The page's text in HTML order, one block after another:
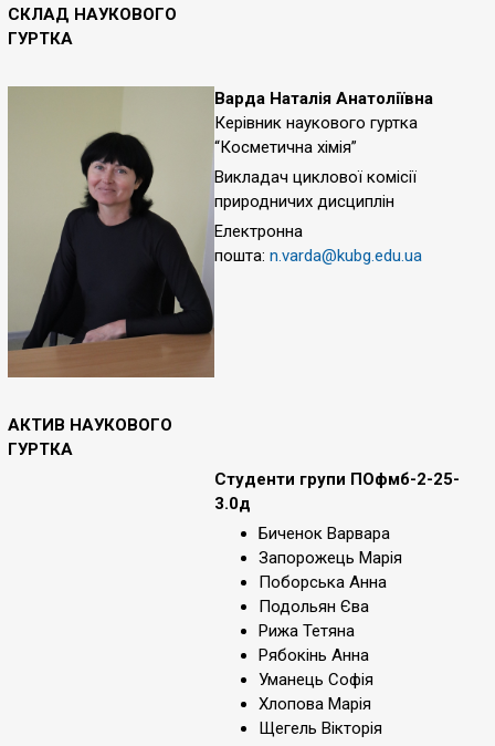
СКЛАД НАУКОВОГО
ГУРТКА
Варда Наталія Анатоліївна
Керівник наукового гуртка
“Косметична хімія”
Викладач циклової комісії
природничих дисциплін
Електронна
пошта: n.varda@kubg.edu.ua
АКТИВ НАУКОВОГО
ГУРТКА
Студенти групи ПОфмб-2-25-
3.0д
Биченок Варвара
Запорожець Марія
Поборська Анна
Подольян Єва
Рижа Тетяна
Рябокінь Анна
Уманець Софія
Хлопова Марія
Щегель Вікторія